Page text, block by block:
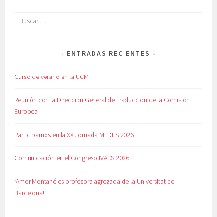
Buscar:
ENTRADAS RECIENTES
Curso de verano en la UCM
Reunión con la Dirección General de Traducción de la Comisión
Europea
Participamos en la XX Jornada MEDES 2026
Comunicación en el Congreso IVACS 2026
¡Amor Montané es profesora agregada de la Universitat de
Barcelona!